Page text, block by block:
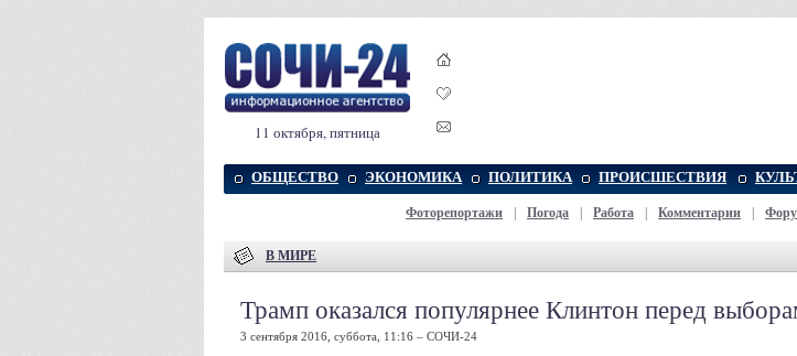
11 октября, пятница
ОБЩЕСТВО ЭКОНОМИКА ПОЛИТИКА ПРОИСШЕСТВИЯ
Фоторепортажи Погода Работа Комментарии
В МИРЕ
Трамп оказался популярнее Клинтон перед
3 сентября 2016, суббота, 11:16 – СОЧИ-24